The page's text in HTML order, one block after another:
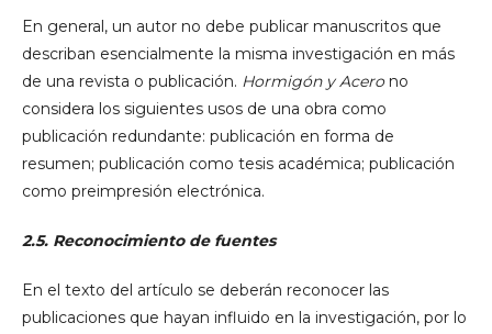
En general, un autor no debe publicar manuscritos que
describan esencialmente la misma investigación en más
de una revista o publicación. Hormigón y Acerono
considera los siguientes usos de una obra como
publicación redundante: publicación en forma de
resumen; publicación como tesis académica; publicación
como preimpresión electrónica.
2.5. Reconocimiento de fuentes
En el texto del artículo se deberán reconocer las
publicaciones que hayan influido en la investigación, por lo